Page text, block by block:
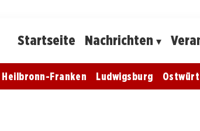
Startseite Nachrichten
Heilbronn-Franken Ludwigsburg